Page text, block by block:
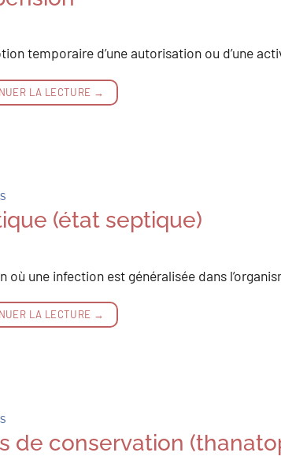
temporaire d’une autorisation ou d’une
LA LECTURE →
S
(état septique)
où une infection est généralisée dans
LA LECTURE →
S
de conservation